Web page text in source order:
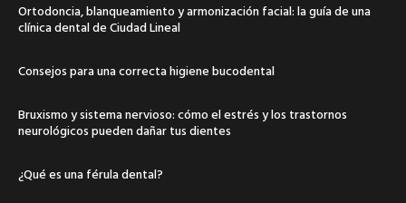
Ortodoncia, blanqueamiento y armonización facial: la guía de una
clínica dental de Ciudad Lineal
Consejos para una correcta higiene bucodental
Bruxismo y sistema nervioso: cómo el estrés y los trastornos
neurológicos pueden dañar tus dientes
¿Qué es una férula dental?